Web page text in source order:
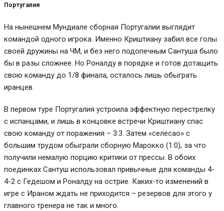
Португалия
На нынешнем Мундиале сборная Португалии выглядит
командой одного игрока. Именно Криштиану забил все голы
своей дружины на ЧМ, и без него подопечным Сантуша было
бы в разы сложнее. Но Роналду в порядке и готов дотащить
свою команду до 1/8 финала, осталось лишь обыграть
иранцев.
В первом туре Португалия устроила эффектную перестрелку
с испанцами, и лишь в концовке встречи Криштиану спас
свою команду от поражения – 3:3. Затем «селесао» с
большим трудом обыграли сборную Марокко (1:0), за что
получили немалую порцию критики от прессы. В обоих
поединках Сантуш использовал привычные для команды 4-
4-2 с Гедешом и Роналду на острие. Каких-то изменений в
игре с Ираном ждать не приходится – резервов для этого у
главного тренера не так и много.